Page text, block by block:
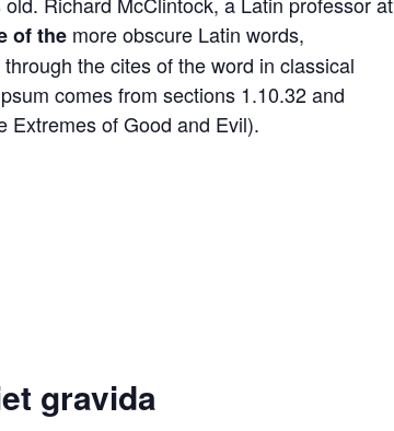
of the more obscure Latin words,
the cites of the word in classical
comes from sections 1.10.32 and
Extremes of Good and Evil).
gravida